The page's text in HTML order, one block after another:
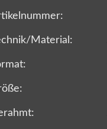
Material: